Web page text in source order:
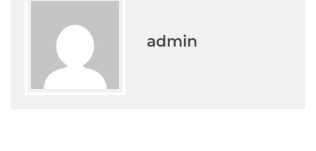
admin